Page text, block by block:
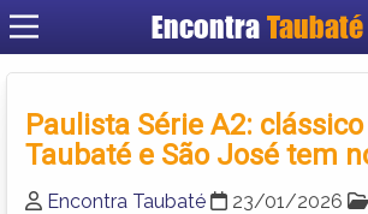
EncontraTaubaté
Cadastrar
Criar conta
Paulista Série A2:
Taubaté e São José tem
Encontra Taubaté 23/01/2026